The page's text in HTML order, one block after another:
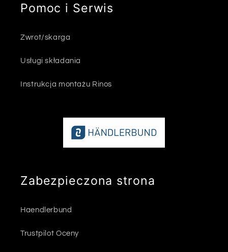
Pomoc i Serwis
Zwrot/skarga
Usługi składania
Instrukcja montażu Rinos
Zabezpieczona strona
Haendlerbund
Trustpilot Oceny